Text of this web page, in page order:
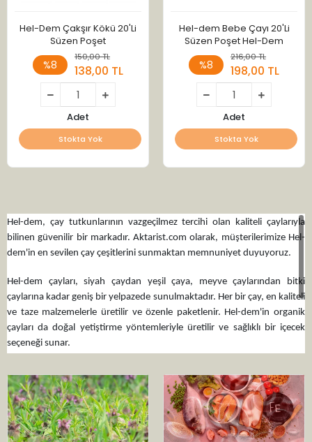
Hel-Dem Çakşır Kökü 20'Li
Süzen Poşet
%8
150,00 TL
138,00 TL
Adet
Stokta Yok
Hel-dem Bebe Çayı 20'Li
Süzen Poşet Hel-Dem
%8
216,00 TL
198,00 TL
Adet
Stokta Yok
Hel-dem, çay tutkunlarının vazgeçilmez tercihi olan kaliteli çaylarıyla
bilinen güvenilir bir markadır. Aktarist.com olarak, müşterilerimize Hel-
dem'in en sevilen çay çeşitlerini sunmaktan memnuniyet duyuyoruz.
Hel-dem çayları, siyah çaydan yeşil çaya, meyve çaylarından bitki
çaylarına kadar geniş bir yelpazede sunulmaktadır. Her bir çay, en kaliteli
ve taze malzemelerle üretilir ve özenle paketlenir. Hel-dem'in organik
çayları da doğal yetiştirme yöntemleriyle üretilir ve sağlıklı bir içecek
seçeneği sunar.
Aktarist.com üzerinden Hel-dem markalı çayları satın almak, en taze ve
doğal çayları uygun fiyatlarla temin etmenin yanı sıra güvenilir bir
alışveriş deneyimi yaşamanızı sağlar. Hızlı teslimat ve geniş ürün
yelpazesiyle çay keyfinizi Aktarist.com'da yaşayın. Şimdi sipariş verin,
çayınızı demlemeye başlayın ve keyfini çıkarın!